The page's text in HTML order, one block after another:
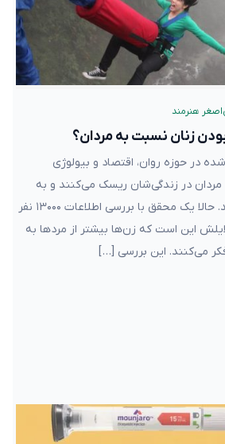
هنرمند
زنان نسبت به مردان؟
در حوزه روان، اقتصاد و بیولوژی
مردان در زندگی‌شان ریسک می‌کنند و به
طور کلی محتاط‌تر هستند. حالا یک محقق با بررسی اطلاعات ۱۳۰۰۰ نفر
این است که زن‌ها بیشتر از مرد‌ها به
می‌کنند. این بررسی […]